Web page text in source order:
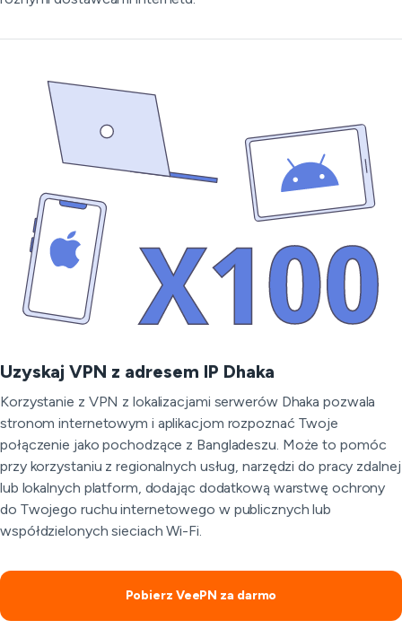
Uzyskaj VPN z adresem IP Dhaka
Korzystanie z VPN z lokalizacjami serwerów Dhaka pozwala
stronom internetowym i aplikacjom rozpoznać Twoje
połączenie jako pochodzące z Bangladeszu. Może to pomóc
przy korzystaniu z regionalnych usług, narzędzi do pracy zdalnej
lub lokalnych platform, dodając dodatkową warstwę ochrony
do Twojego ruchu internetowego w publicznych lub
współdzielonych sieciach Wi-Fi.
Pobierz VeePN za darmo